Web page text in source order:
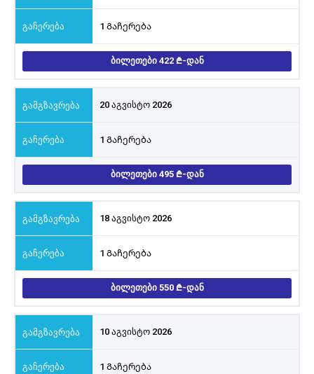
1 Გაჩერება
ᲑᲘᲚᲔᲗᲔᲑᲘ 422 -ᲓᲐᲜ
20 აგვისტო 2026
1 Გაჩერება
ᲑᲘᲚᲔᲗᲔᲑᲘ 495 -ᲓᲐᲜ
18 აგვისტო 2026
1 Გაჩერება
ᲑᲘᲚᲔᲗᲔᲑᲘ 550 -ᲓᲐᲜ
10 აგვისტო 2026
1 Გაჩერება